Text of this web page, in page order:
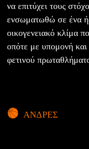
να επιτύχει τους
ενσωματωθώ σε ένα
οικογενειακό κλίμα
οπότε με υπομονή και
φετινού
ΑΝΔΡΕΣ